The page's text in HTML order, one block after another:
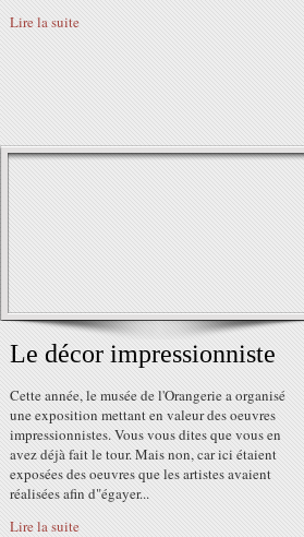
Lire la suite
Le décor impressionniste
Cette année, le musée de l'Orangerie a organisé
une exposition mettant en valeur des oeuvres
impressionnistes. Vous vous dites que vous en
avez déjà fait le tour. Mais non, car ici étaient
exposées des oeuvres que les artistes avaient
réalisées afin d"égayer...
Lire la suite